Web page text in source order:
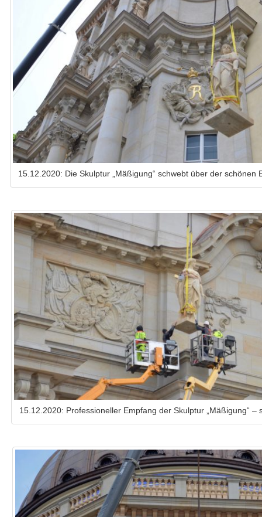
15.12.2020: Die Skulptur „Mäßigung“ schwebt über der schönen
15.12.2020: Professioneller Empfang der Skulptur „Mäßigung“ –